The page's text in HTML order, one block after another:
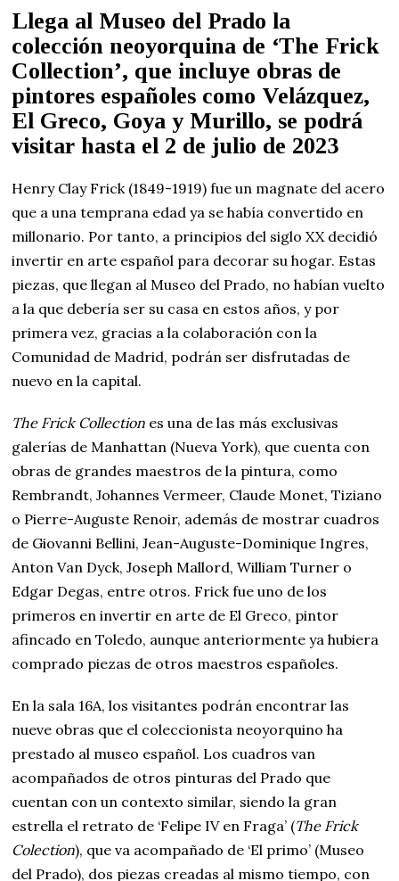
Llega al Museo del Prado la
colección neoyorquina de ‘The Frick
Collection’, que incluye obras de
pintores españoles como Velázquez,
El Greco, Goya y Murillo, se podrá
visitar hasta el 2 de julio de 2023
Henry Clay Frick (1849-1919) fue un magnate del acero
que a una temprana edad ya se había convertido en
millonario. Por tanto, a principios del siglo XX decidió
invertir en arte español para decorar su hogar. Estas
piezas, que llegan al Museo del Prado, no habían vuelto
a la que debería ser su casa en estos años, y por
primera vez, gracias a la colaboración con la
Comunidad de Madrid, podrán ser disfrutadas de
nuevo en la capital.
The Frick Collection es una de las más exclusivas
galerías de Manhattan (Nueva York), que cuenta con
obras de grandes maestros de la pintura, como
Rembrandt, Johannes Vermeer, Claude Monet, Tiziano
o Pierre-Auguste Renoir, además de mostrar cuadros
de Giovanni Bellini, Jean-Auguste-Dominique Ingres,
Anton Van Dyck, Joseph Mallord, William Turner o
Edgar Degas, entre otros. Frick fue uno de los
primeros en invertir en arte de El Greco, pintor
afincado en Toledo, aunque anteriormente ya hubiera
comprado piezas de otros maestros españoles.
En la sala 16A, los visitantes podrán encontrar las
nueve obras que el coleccionista neoyorquino ha
prestado al museo español. Los cuadros van
acompañados de otros pinturas del Prado que
cuentan con un contexto similar, siendo la gran
estrella el retrato de ‘Felipe IV en Fraga’ (The Frick
Colection), que va acompañado de ‘El primo’ (Museo
del Prado), dos piezas creadas al mismo tiempo, con